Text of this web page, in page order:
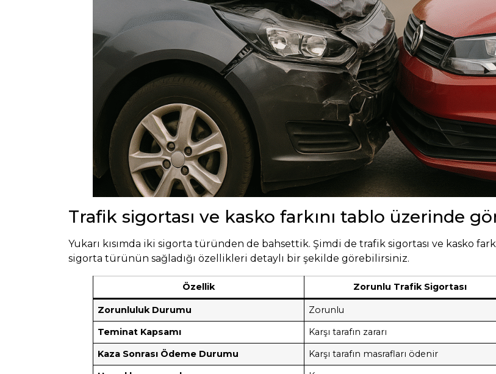
Trafik sigortası ve kasko farkını tablo üzerinde
Yukarı kısımda iki sigorta türünden de bahsettik. Şimdi de trafik sigortası ve kasko
sigorta türünün sağladığı özellikleri detaylı bir şekilde görebilirsiniz.
Özellik Zorunlu Trafik Sigortası
Zorunluluk Durumu Zorunlu
Teminat Kapsamı
Karşı tarafın zararı
Kaza Sonrası Ödeme Durumu
Karşı tarafın masrafları ödenir